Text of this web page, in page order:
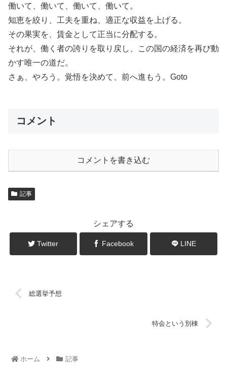
働いて、働いて、働いて、働いて。
知恵を絞り、工夫を重ね、適正な収益を上げる。
その果実を、賃金として正当に分配する。
それが、働く者の誇りを取り戻し、この国の経済を再び動
かす唯一の道だ。
さぁ、やろう。覚悟を決めて、前へ進もう。Goto
コメント
コメントを書き込む
記事
シェアする
Twitter Facebook LINE
総選挙予想
特会という別棟
ホーム 記事